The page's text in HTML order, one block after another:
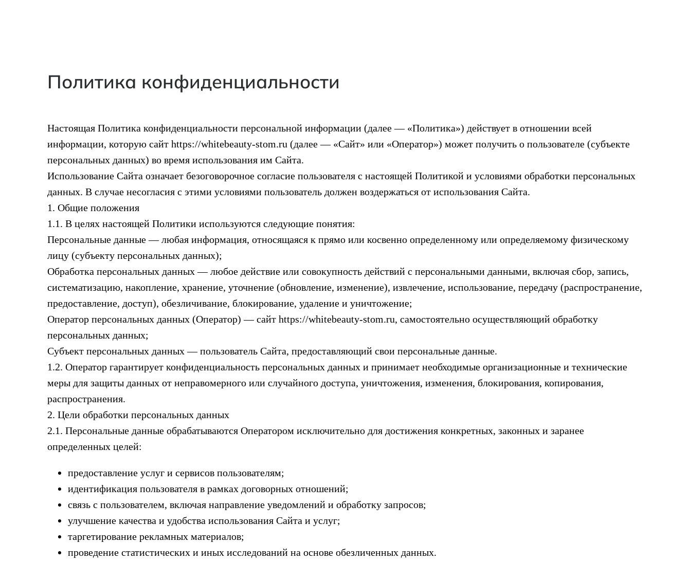
Политика конфиденциальности
Настоящая Политика конфиденциальности персональной информации (далее — «Политика») действует в отношении всей
информации, которую сайт https://whitebeauty-stom.ru (далее — «Сайт» или «Оператор») может получить о пользователе (субъекте
персональных данных) во время использования им Сайта.
Использование Сайта означает безоговорочное согласие пользователя с настоящей Политикой и условиями обработки персональных
данных. В случае несогласия с этими условиями пользователь должен воздержаться от использования Сайта.
1. Общие положения
1.1. В целях настоящей Политики используются следующие понятия:
Персональные данные — любая информация, относящаяся к прямо или косвенно определенному или определяемому физическому
лицу (субъекту персональных данных);
Обработка персональных данных — любое действие или совокупность действий с персональными данными, включая сбор, запись,
систематизацию, накопление, хранение, уточнение (обновление, изменение), извлечение, использование, передачу (распространение,
предоставление, доступ), обезличивание, блокирование, удаление и уничтожение;
Оператор персональных данных (Оператор) — сайт https://whitebeauty-stom.ru, самостоятельно осуществляющий обработку
персональных данных;
Субъект персональных данных — пользователь Сайта, предоставляющий свои персональные данные.
1.2. Оператор гарантирует конфиденциальность персональных данных и принимает необходимые организационные и технические
меры для защиты данных от неправомерного или случайного доступа, уничтожения, изменения, блокирования, копирования,
распространения.
2. Цели обработки персональных данных
2.1. Персональные данные обрабатываются Оператором исключительно для достижения конкретных, законных и заранее
определенных целей:
предоставление услуг и сервисов пользователям;
идентификация пользователя в рамках договорных отношений;
связь с пользователем, включая направление уведомлений и обработку запросов;
улучшение качества и удобства использования Сайта и услуг;
таргетирование рекламных материалов;
проведение статистических и иных исследований на основе обезличенных данных.